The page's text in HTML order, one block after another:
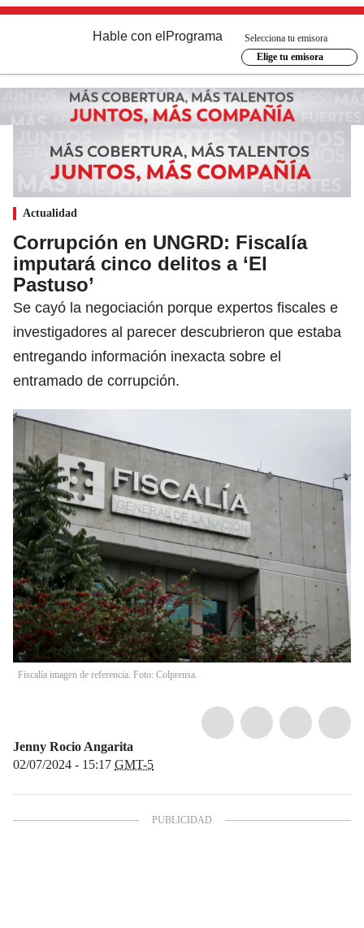
Hable con el Programa
Selecciona tu emisora
Elige tu emisora
Actualidad
Corrupción en UNGRD: Fiscalía
imputará cinco delitos a ‘El
Pastuso’
Se cayó la negociación porque expertos fiscales e
investigadores al parecer descubrieron que estaba
entregando información inexacta sobre el
entramado de corrupción.
Fiscalía imagen de referencia. Foto: Colprensa.
Jenny Rocio Angarita
02/07/2024 - 15:17 GMT-5